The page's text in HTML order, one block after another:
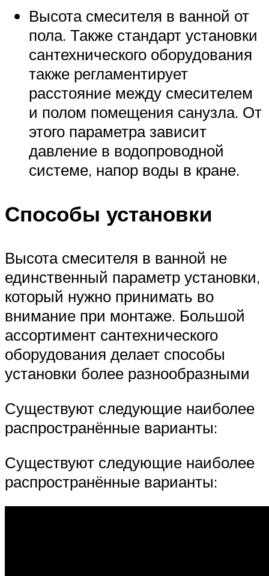
Высота смесителя в ванной от
пола. Также стандарт установки
сантехнического оборудования
также регламентирует
расстояние между смесителем
и полом помещения санузла. От
этого параметра зависит
давление в водопроводной
системе, напор воды в кране.
Способы установки
Высота смесителя в ванной не
единственный параметр установки,
который нужно принимать во
внимание при монтаже. Большой
ассортимент сантехнического
оборудования делает способы
установки более разнообразными
Существуют следующие наиболее
распространённые варианты:
Существуют следующие наиболее
распространённые варианты: